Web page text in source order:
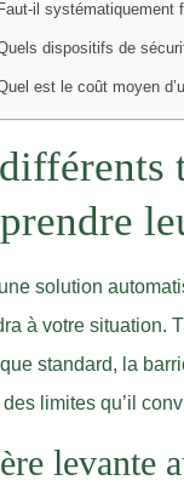
Faut-il systématiquement
dispositifs de
est le coût moyen
solution
à votre situation.
standard, la
limites qu’il
levante